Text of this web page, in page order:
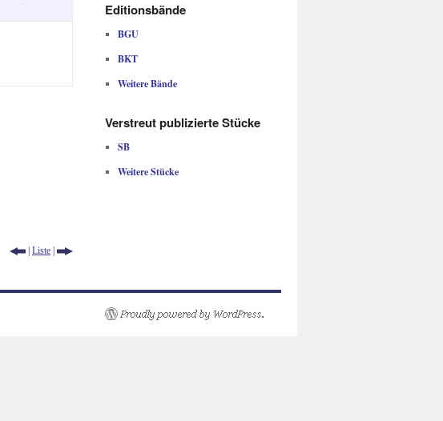
| Liste |
Editionsbände
BGU
BKT
Weitere Bände
Verstreut publizierte Stücke
SB
Weitere Stücke